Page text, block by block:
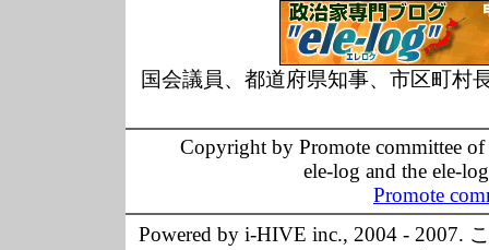
国会議員、都道府県知事、市区町村
Copyright by Promote committee
ele-log and the ele-
Promote
Powered by i-HIVE inc., 2004 - 2007.